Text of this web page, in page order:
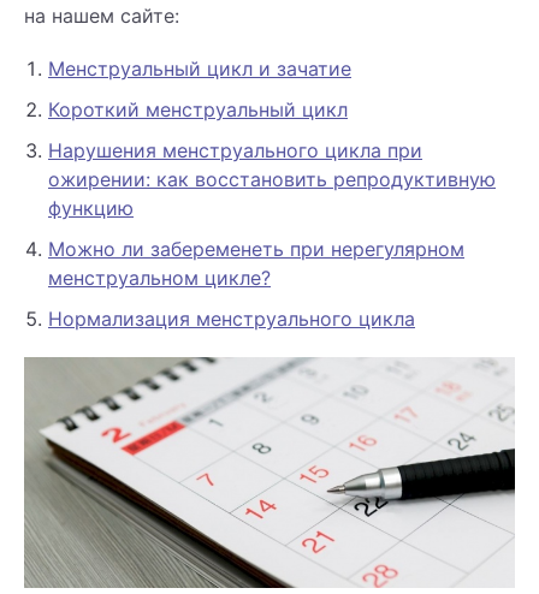
на нашем сайте:
Менструальный цикл и зачатие
Короткий менструальный цикл
Нарушения менструального цикла при
ожирении: как восстановить репродуктивную
функцию
Можно ли забеременеть при нерегулярном
менструальном цикле?
Нормализация менструального цикла